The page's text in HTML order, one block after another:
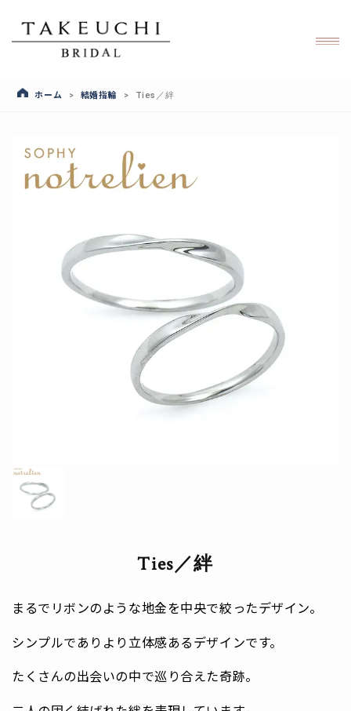
ホーム > 結婚指輪 > Ties／絆
Ties／絆
まるでリボンのような地金を中央で絞ったデザイン。
シンプルでありより立体感あるデザインです。
たくさんの出会いの中で巡り合えた奇跡。